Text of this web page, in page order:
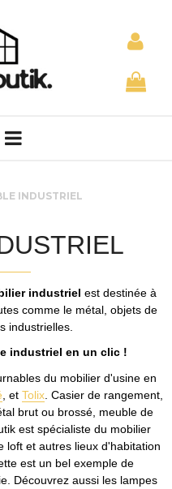
INDUSTRIEL
industriel est destinée à
comme le métal, objets de
industrielles.
industriel en un clic !
du mobilier d'usine en
, et Tolix . Casier de rangement,
brut ou brossé, meuble de
est spécialiste du mobilier
loft et autres lieux d'habitation
est un bel exemple de
Découvrez aussi les lampes